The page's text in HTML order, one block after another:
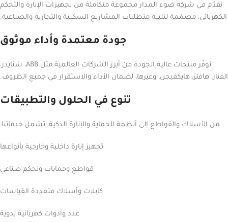
نقدّم في شركة ضوء المدار مجموعة متكاملة من تجهيزات الإنارة والتحكم
الكهربائي، مصمّمة لتلبية متطلبات المشاريع السكنية والتجارية والصناعية.
جودة معتمدة وأداء موثوق
نوفّر منتجات عالية الجودة من أبرز الشركات العالمية مثل ABB، شنايدر،
الفنار، هافلز، هايكفيجن، وغيرها، لضمان الأداء والاستقرار في جميع الظروف.
تنوع في الحلول والتطبيقات
من الأسلاك والقواطع إلى أنظمة الحماية والإنارة الذكية، تشمل خدماتنا:
تجهيز إنارة داخلية وخارجية بأنواعها
قواطع وحمايات وتحكم صناعي
كابلات وأسلاك متعددة القياسات
عدد وأدوات كهربائية يدوية